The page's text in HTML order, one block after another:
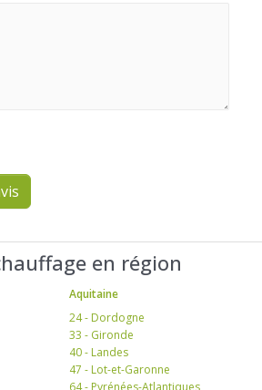
en région
Aquitaine
24 - Dordogne
33 - Gironde
40 - Landes
47 - Lot-et-Garonne
64 - Pyrénées-Atlantiques